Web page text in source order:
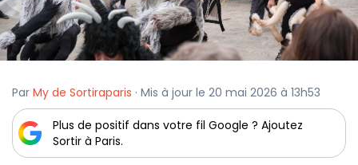
Par My de Sortiraparis · Mis à jour le 20 mai 2026 à 13h53
Plus de positif dans votre fil Google ? Ajoutez
Sortir à Paris.